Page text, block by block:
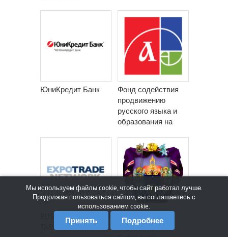
ЮниКредит Банк
Фонд содействия
продвижению
русского языка и
образования на
RUSSIA-AFRICA EXPO
TARDE NETWORK
Diócesis de
Argentina y
Мы используем файлы cookie, чтобы сайт работал лучше.
Продолжая пользоваться сайтом, вы соглашаетесь с
использованием cookie.
Принять Подробнее